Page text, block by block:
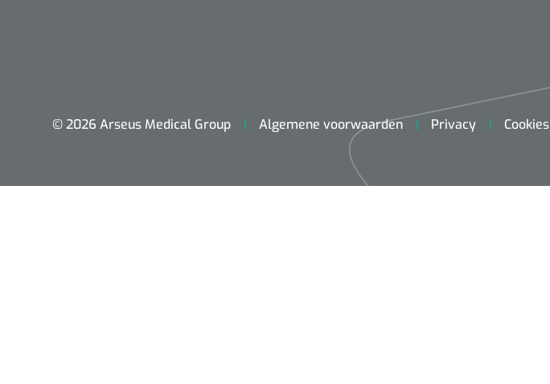
© 2026 Arseus Medical Group Algemene voorwaarden Privacy Cookies